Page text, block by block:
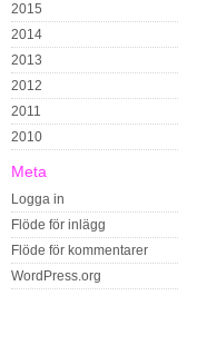
2015
2014
2013
2012
2011
2010
Meta
Logga in
Flöde för inlägg
Flöde för kommentarer
WordPress.org